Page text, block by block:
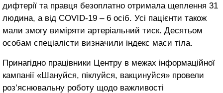
дифтерії та правця безоплатно отримала щеплення 31
людина, а від COVID-19 – 6 осіб. Усі пацієнти також
мали змогу виміряти артеріальний тиск. Десятьом
особам спеціалісти визначили індекс маси тіла.
Принагідно працівники Центру в межах інформаційної
кампанії «Шануйся, піклуйся, вакцинуйся» провели
роз’яснювальну роботу щодо важливості